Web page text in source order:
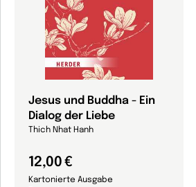
Jesus und Buddha - Ein
Dialog der Liebe
Thich Nhat Hanh
12,00 €
Kartonierte Ausgabe